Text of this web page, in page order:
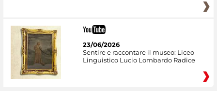
23/06/2026
Sentire e raccontare il museo: Liceo
Linguistico Lucio Lombardo Radice